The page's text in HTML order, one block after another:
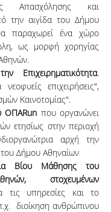
και
την αιγίδα του Δήμου
παραχωρεί ένα χώρο
ως μορφή χορηγίας
Επιχειρηματικότητα.
επιχειρήσεις",
Καινοτομίας".
ΟΠΑRun που οργανώνει
ετησίως στην περιοχή
αρχή την
του Δήμου Αθηναίων
Βίου Μάθησης του
στοχευμένων
τις υπηρεσίες και το
διοίκηση ανθρώπινου